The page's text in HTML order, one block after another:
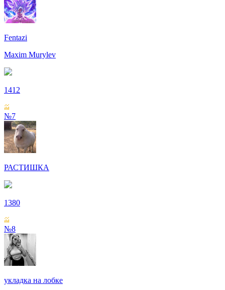
Fentazi
Maxim Murylev
1412
№7
РАСТИШКА
1380
№8
укладка на лобке